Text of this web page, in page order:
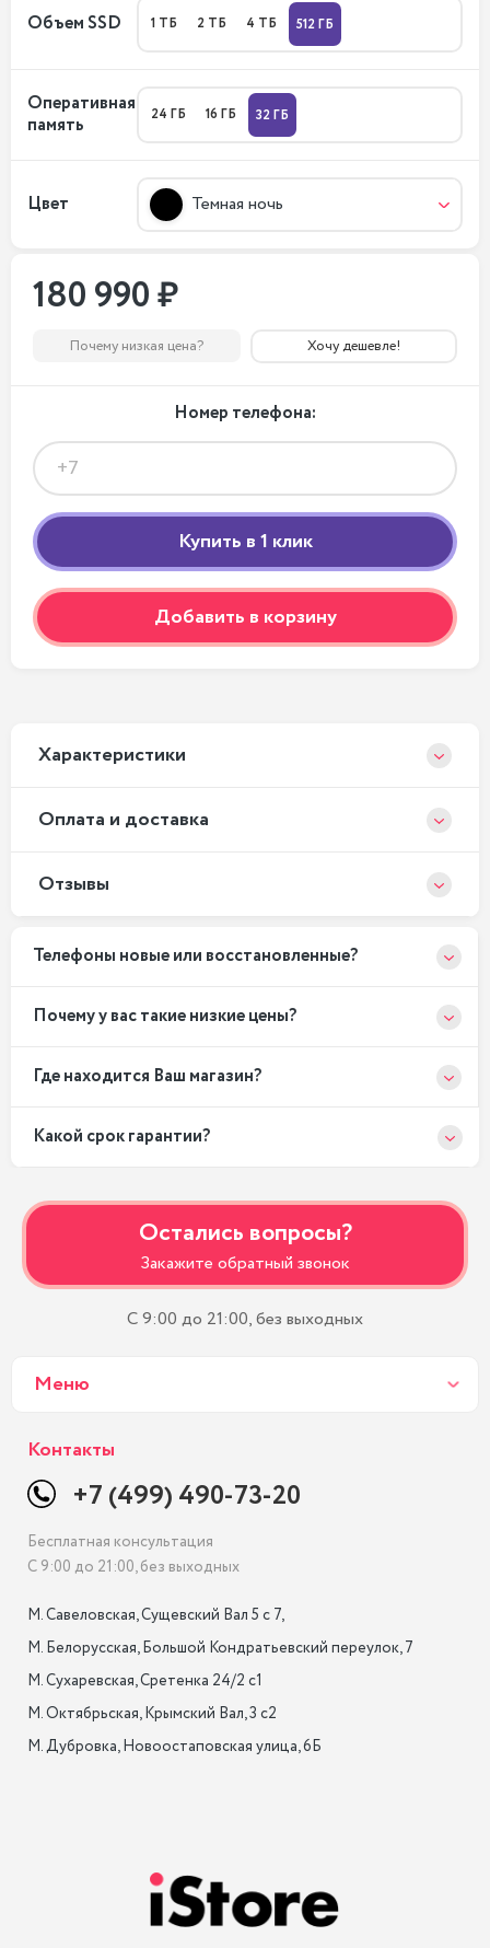
Объем SSD 1 ТБ 2 ТБ 4 ТБ 512 ГБ
Оперативная
память
24 ГБ 16 ГБ 32 ГБ
Цвет Темная ночь
180 990 ₽
Почему низкая цена? Хочу дешевле!
Номер телефона:
Добавить в корзину
Xарактеристики
Оплата и доставка
Отзывы
Телефоны новые или восстановленные?
Почему у вас такие низкие цены?
Где находится Ваш магазин?
Какой срок гарантии?
Остались вопросы?
Закажите обратный звонок
С 9:00 до 21:00, без выходных
Меню
Контакты
+7 (499) 490-73-20
Бесплатная консультация
С 9:00 до 21:00, без выходных
М. Савеловская, Сущевский Вал 5 с 7,
М. Белорусская, Большой Кондратьевский переулок, 7
М. Сухаревская, Сретенка 24/2 с1
М. Октябрьская, Крымский Вал, 3 с2
М. Дубровка, Новоостаповская улица, 6Б